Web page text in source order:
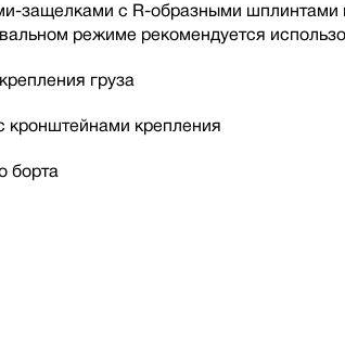
с R-образными шплинтами
режиме рекомендуется
груза
кронштейнами крепления
борта